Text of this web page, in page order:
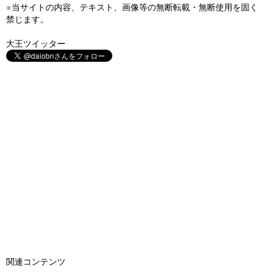
※当サイトの内容、テキスト、画像等の無断転載・無断使用を固く
禁じます。
大王ツイッター
関連コンテンツ